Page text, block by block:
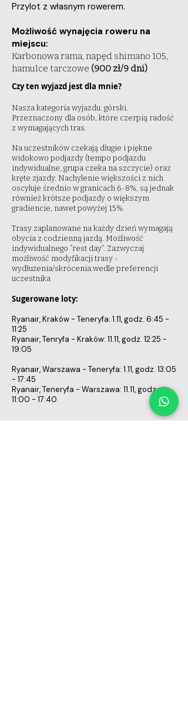
Przylot z własnym rowerem.
Możliwość wynajęcia roweru na
miejscu:
Karbonowa rama, napęd shimano 105,
hamulce tarczowe (900 zł/9 dni)
Czy ten wyjazd jest dla mnie?
Nasza kategoria wyjazdu: górski.
Przeznaczony dla osób, które czerpią radość
z wymagających tras.
Na uczestników czekają długie i piękne
widokowo podjazdy (tempo podjazdu
indywidualne, grupa czeka na szczycie) oraz
kręte zjazdy. Nachylenie większości z nich
oscyluje średnio w granicach 6-8%, są jednak
również krótsze podjazdy o większym
gradiencie, nawet powyżej 15%.
Trasy zaplanowane na każdy dzień wymagają
obycia z codzienną jazdą. Możliwość
indywidualnego “rest day”. Zazwyczaj
możliwość modyfikacji trasy -
wydłużenia/skrócenia wedle preferencji
uczestnika
Sugerowane loty:
Ryanair, Kraków - Teneryfa: 1.11, godz. 6:45 -
11:25
Ryanair, Tenryfa - Kraków: 11.11, godz. 12:25 -
19:05
Ryanair, Warszawa - Teneryfa: 1.11, godz. 13:05
- 17:45
Ryanair, Teneryfa - Warszawa: 11.11, godz.
11:00 - 17:40